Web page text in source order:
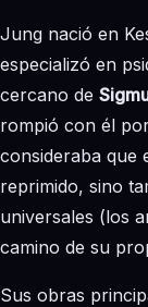
Jung nació en
especializó en
cercano de
rompió con él
consideraba que
reprimido, sino
universales (los
camino de su
Sus obras